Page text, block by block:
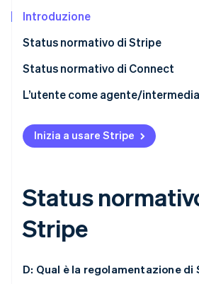
Stripe Sessions 2026
Guarda ora
Introduzione
Status normativo di Stripe
Status normativo di Connect
L’utente come agente/
Inizia a usare Stripe
Status
Stripe
D: Qual è la regolamentazione di